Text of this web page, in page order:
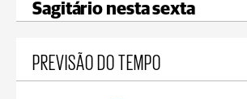
Sagitário nesta sexta
PREVISÃO DO TEMPO